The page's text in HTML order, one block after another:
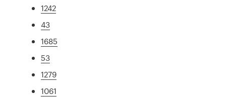
1242
43
1685
53
1279
1061